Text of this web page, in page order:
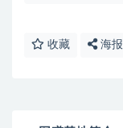
收藏 海报